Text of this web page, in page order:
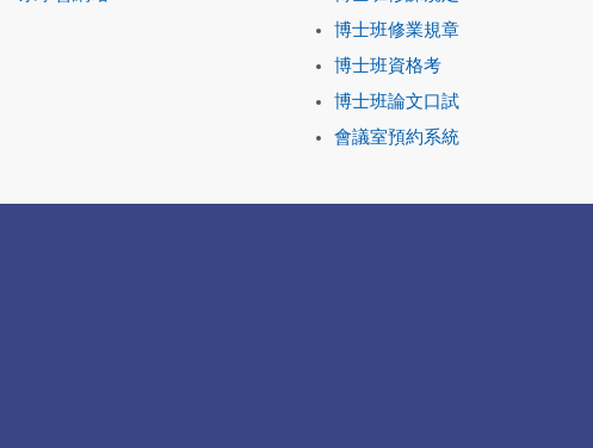
博士班修業規章
博士班資格考
博士班論文口試
會議室預約系統